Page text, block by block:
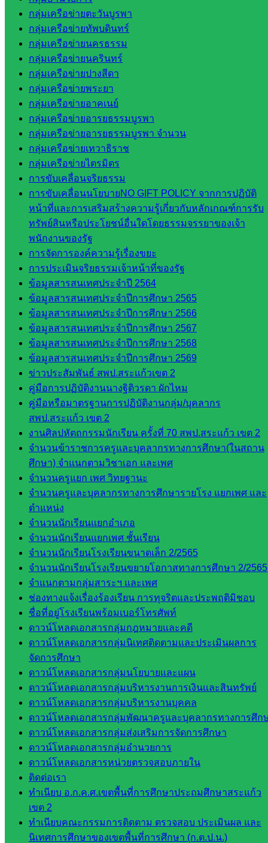
กลุ่มเครือข่ายตะวันบูรพา
กลุ่มเครือข่ายทัพบดินทร์
กลุ่มเครือข่ายนครธรรม
กลุ่มเครือข่ายนครินทร์
กลุ่มเครือข่ายปางสีดา
กลุ่มเครือข่ายพระยา
กลุ่มเครือข่ายอาคเนย์
กลุ่มเครือข่ายอารยธรรมบูรพา
กลุ่มเครือข่ายอารยธรรมบูรพา จำนวน
กลุ่มเครือข่ายเทวาธิราช
กลุ่มเครือข่ายไตรมิตร
การขับเคลื่อนจริยธรรม
การขับเคลื่อนนโยบายNO GIFT POLICY จากการปฏิบัติ
หน้าที่และการเสริมสร้างความรู้เกี่ยวกับหลักเกณฑ์การรับ
ทรัพย์สินหรือประโยชน์อื่นใดโดยธรรมจรรยาของเจ้า
พนักงานของรัฐ
การจัดการองค์ความรู้เรื่องขยะ
การประเมินจริยธรรมเจ้าหน้าที่ของรัฐ
ข้อมูลสารสนเทศประจำปี 2564
ข้อมูลสารสนเทศประจำปีการศึกษา 2565
ข้อมูลสารสนเทศประจำปีการศึกษา 2566
ข้อมูลสารสนเทศประจำปีการศึกษา 2567
ข้อมูลสารสนเทศประจำปีการศึกษา 2568
ข้อมูลสารสนเทศประจำปีการศึกษา 2569
ข่าวประสัมพันธ์ สพป.สระแก้วเขต 2
คู่มือการปฏิบัติงานนางฐิติวรดา ผักไหม
คู่มือหรือมาตรฐานการปฏิบัติงานกลุ่ม/บุคลากร
สพป.สระแก้ว เขต 2
งานศิลปหัตถกรรมนักเรียน ครั้งที่ 70 สพป.สระแก้ว เขต 2
จำนวนข้าราชการครูและบุคลากรทางการศึกษา(ในสถาน
ศึกษา) จำแนกตามวิชาเอก และเพศ
จำนวนครูแยก เพศ วิทยฐานะ
จำนวนครูและบุคลากรทางการศึกษารายโรง แยกเพศ และ
ตำแหน่ง
จำนวนนักเรียนแยกอำเภอ
จำนวนนักเรียนแยกเพศ ชั้นเรียน
จำนวนนักเรียนโรงเรียนขนาดเล็ก 2/2565
จำนวนนักเรียนโรงเรียนขยายโอกาสทางการศึกษา 2/2565
จำแนกตามกลุ่มสาระฯ และเพศ
ช่องทางแจ้งเรื่องร้องเรียน การทุจริตและประพฤติมิชอบ
ชื่อที่อยู่โรงเรียนพร้อมเบอร์โทรศัพท์
ดาวน์โหลดเอกสารกลุ่มกฎหมายและคดี
ดาวน์โหลดเอกสารกลุ่มนิเทศติดตามและประเมินผลการ
จัดการศึกษา
ดาวน์โหลดเอกสารกลุ่มนโยบายและแผน
ดาวน์โหลดเอกสารกลุ่มบริหารงานการเงินและสินทรัพย์
ดาวน์โหลดเอกสารกลุ่มบริหารงานบุคคล
ดาวน์โหลดเอกสารกลุ่มพัฒนาครูและบุคลากรทางการศึก
ดาวน์โหลดเอกสารกลุ่มส่งเสริมการจัดการศึกษา
ดาวน์โหลดเอกสารกลุ่มอำนวยการ
ดาวน์โหลดเอกสารหน่วยตรวจสอบภายใน
ติดต่อเรา
ทำเนียบ อ.ก.ค.ศ.เขตพื้นที่การศึกษาประถมศึกษาสระแก้ว
เขต 2
ทำเนียบคณะกรรมการติดตาม ตรวจสอบ ประเมินผล และ
นิเทศการศึกษาของเขตพื้นที่การศึกษา (ก.ต.ป.น.)
สพป.
สระแก้ว
เขต 1
สพป.สระแก้ว
เขต 2
โรงเรียน
ในสังกัด
สพป.สระแก้ว
เขต 1
โรงเรียน
ในสังกัด
สพป.สระแก้ว
เขต 2
วิทยาลัย
เทคนิค
สระแก้ว
วิทยาลัย
เทคนิค
วังน้ำเย็น
กศน.สระแก้ว
เว็บไซต์
กลุ่มงาน
สำนักงาน
กลุ่
มอำนวย
การ
กลุ่ม
บริหาร
งานงาน
เงินและ
สินทรัพย์
กลุ่มน
โยบาย
และแผน
กลุ่มส่ง
เสริมการ
จัดการ
ศึกษา
กลุ่ม
บริหาร
งาน
บุคคล
กลุ่ม
พัฒนาครู
และบุ
คลากรฯ
กลุ่มนิ
เทศ
ติดตาม
และประ
เมินผลฯ